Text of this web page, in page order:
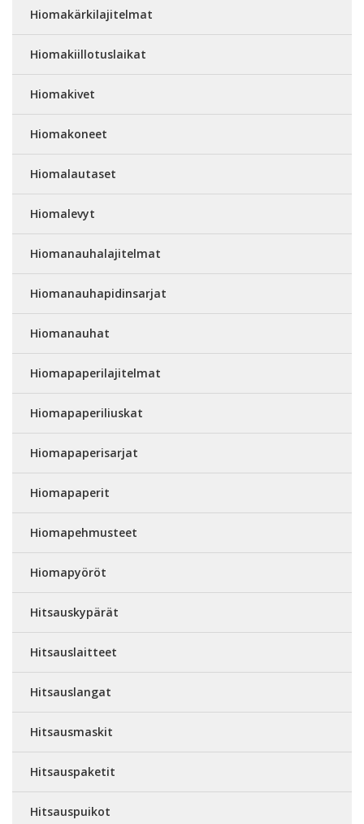
Hiomakärkilajitelmat
Hiomakiillotuslaikat
Hiomakivet
Hiomakoneet
Hiomalautaset
Hiomalevyt
Hiomanauhalajitelmat
Hiomanauhapidinsarjat
Hiomanauhat
Hiomapaperilajitelmat
Hiomapaperiliuskat
Hiomapaperisarjat
Hiomapaperit
Hiomapehmusteet
Hiomapyöröt
Hitsauskypärät
Hitsauslaitteet
Hitsauslangat
Hitsausmaskit
Hitsauspaketit
Hitsauspuikot